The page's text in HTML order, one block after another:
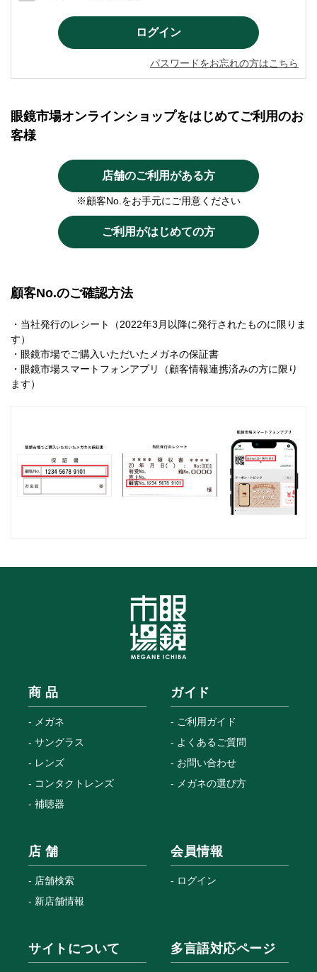
パスワードをお忘れの方はこちら
眼鏡市場オンラインショップをはじめてご利用のお
客様
店舗のご利用がある方
※顧客No.をお手元にご用意ください
ご利用がはじめての方
顧客No.のご確認方法
・当社発行のレシート（2022年3月以降に発行されたものに限りま
す）
・眼鏡市場でご購入いただいたメガネの保証書
・眼鏡市場スマートフォンアプリ（顧客情報連携済みの方に限り
ます）
商 品
メガネ
サングラス
レンズ
コンタクトレンズ
補聴器
ガイド
ご利用ガイド
よくあるご質問
お問い合わせ
メガネの選び方
店 舗
店舗検索
新店舗情報
会員情報
ログイン
サイトについて 多言語対応ページ